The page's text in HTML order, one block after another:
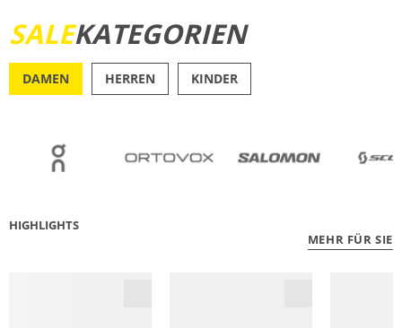
JETZT ENTDECKEN
SALEKATEGORIEN
DAMEN HERREN KINDER
HIGHLIGHTS
MEHR FÜR SIE